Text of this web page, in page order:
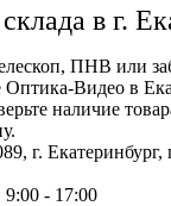
в г.
ПНВ или
Видео в
наличие
г.
- 17:00